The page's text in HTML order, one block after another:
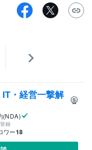
・経営一撃解
(NDA)
録
ワー18